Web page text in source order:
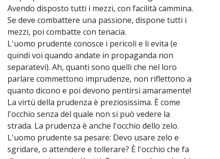
Avendo disposto tutti i mezzi, con facilità cammina.
Se deve combattere una passione, dispone tutti i
mezzi, poi combatte con tenacia.
L'uomo prudente conosce i pericoli e li evita (e
quindi voi quando andate in propaganda non
separatevi). Ah, quanti sono quelli che nel loro
parlare commettono imprudenze, non riflettono a
quanto dicono e poi devono pentirsi amaramente!
La virtù della prudenza è preziosissima. È come
l'occhio senza del quale non si può vedere la
strada. La prudenza è anche l'occhio dello zelo.
L'uomo prudente sa pesare: Devo usare zelo e
sgridare, o attendere e tollerare? È l'occhio che fa